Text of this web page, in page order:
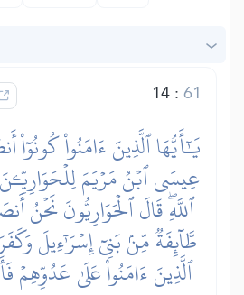
14:61
يَٰٓأَيُّهَا ٱلَّذِينَ ءَامَنُواْ كُونُوٓاْ
عِيسَى ٱبۡنُ مَرۡيَمَ
ٱللَّهِۖ قَالَ ٱلۡحَوَارِيُّونَ نَحۡنُ
طَّآئِفَةٞ مِّنۢ بَنِيٓ إِسۡرَٰٓءِيلَ
ٱلَّذِينَ ءَامَنُواْ عَلَىٰ